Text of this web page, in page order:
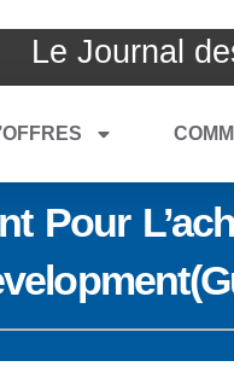
Le Journal
Pour